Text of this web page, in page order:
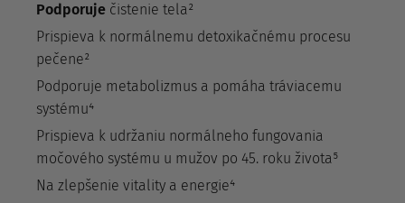
Podporuje čistenie tela²
Prispieva k normálnemu detoxikačnému procesu
pečene²
Podporuje metabolizmus a pomáha tráviacemu
systému⁴
Prispieva k udržaniu normálneho fungovania
močového systému u mužov po 45. roku života⁵
Na zlepšenie vitality a energie⁴